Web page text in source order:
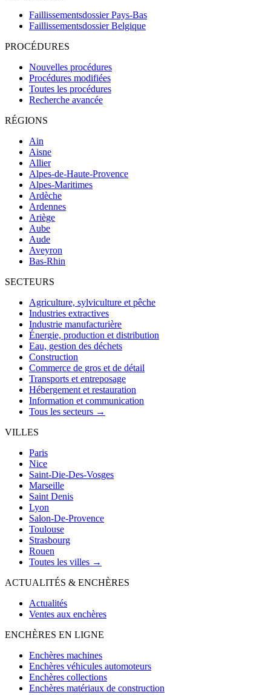
Faillissementsdossier Pays-Bas
Faillissementsdossier Belgique
PROCÉDURES
Nouvelles procédures
Procédures modifiées
Toutes les procédures
Recherche avancée
RÉGIONS
Ain
Aisne
Allier
Alpes-de-Haute-Provence
Alpes-Maritimes
Ardèche
Ardennes
Ariège
Aube
Aude
Aveyron
Bas-Rhin
SECTEURS
Agriculture, sylviculture et pêche
Industries extractives
Industrie manufacturière
Énergie, production et distribution
Eau, gestion des déchets
Construction
Commerce de gros et de détail
Transports et entreposage
Hébergement et restauration
Information et communication
Tous les secteurs →
VILLES
Paris
Nice
Saint-Die-Des-Vosges
Marseille
Saint Denis
Lyon
Salon-De-Provence
Toulouse
Strasbourg
Rouen
Toutes les villes →
ACTUALITÉS & ENCHÈRES
Actualités
Ventes aux enchères
ENCHÈRES EN LIGNE
Enchères machines
Enchères véhicules automoteurs
Enchères collections
Enchères matériaux de construction